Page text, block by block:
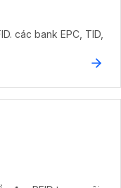
các bank EPC, TID,